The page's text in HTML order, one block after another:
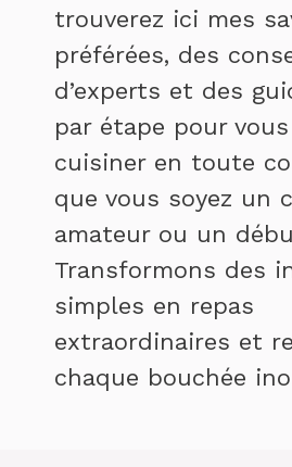
trouverez ici mes
préférées, des
d’experts et des
par étape pour
cuisiner en toute
que vous soyez un
amateur ou un
Transformons des
simples en repas
extraordinaires et
chaque bouchée